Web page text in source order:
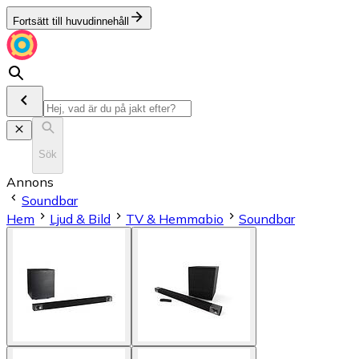
Fortsätt till huvudinnehåll
Sök
Annons
Soundbar
Hem
Ljud & Bild TV & Hemmabio Soundbar